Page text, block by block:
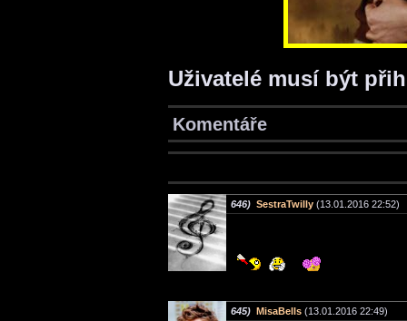
Uživatelé musí být
Komentáře
646) SestraTwilly (13.01.2016 22:52)
645) MisaBells (13.01.2016 22:49)